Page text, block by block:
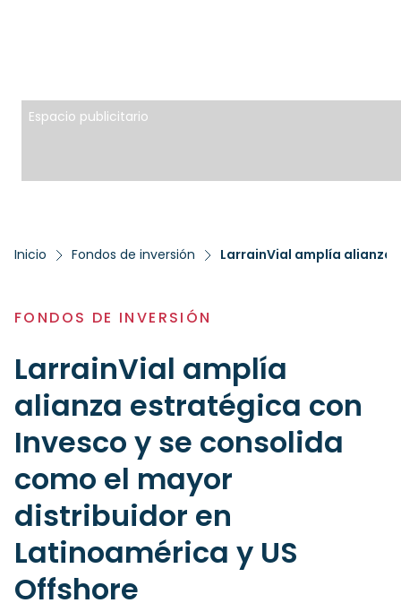
Espacio publicitario
Inicio Fondos de inversión
FONDOS DE INVERSIÓN
LarrainVial amplía
alianza estratégica con
Invesco y se consolida
como el mayor
distribuidor en
Latinoamérica y US
Offshore